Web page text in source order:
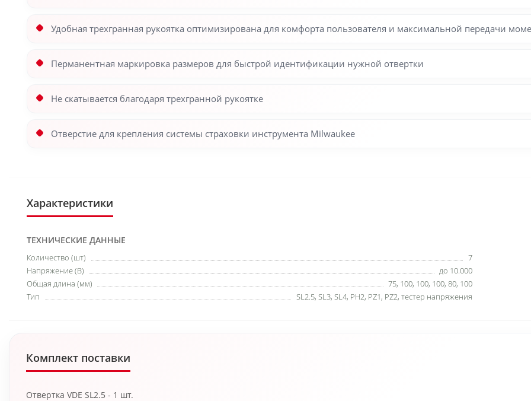
Удобная трехгранная рукоятка оптимизирована для комфорта пользователя и максимальной передачи
Перманентная маркировка размеров для быстрой идентификации нужной отвертки
Не скатывается благодаря трехгранной рукоятке
Отверстие для крепления системы страховки инструмента Milwaukee
Характеристики
ТЕХНИЧЕСКИЕ ДАННЫЕ
Количество (шт)
7
Напряжение (В)
до 10.000
Общая длина (мм)
75, 100, 100, 100, 80, 100
Тип
SL2.5, SL3, SL4, PH2, PZ1, PZ2, тестер напряжения
Комплект поставки
Отвертка VDE SL2.5 - 1 шт.